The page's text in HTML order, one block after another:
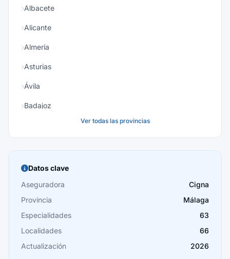
Albacete
Alicante
Almería
Asturias
Ávila
Badajoz
Burgos
Cáceres
Cádiz
Cantabria
Castellón
Ver todas las provincias
Datos clave
Aseguradora
Cigna
Provincia
Málaga
Especialidades
63
Localidades
66
Actualización
2026